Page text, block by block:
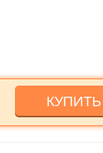
КУПИТЬ